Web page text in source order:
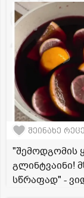
შეინახე
"შემოდგომის
გლინტვაინი!
სწრაფად" -